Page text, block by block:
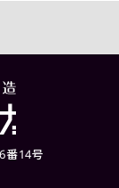
番14号